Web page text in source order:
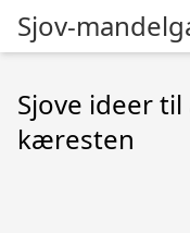
Sjov-
Sjove ideer
kæresten